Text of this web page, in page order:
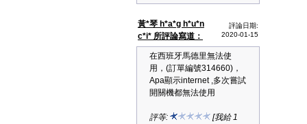
黃*琴 h*a*g h*u*n
c*i* 所評論寫道：
評論日期:
2020-01-15
在西班牙馬德里無法使
用，(訂單編號314660)，
Apa顯示internet ,多次嘗試
開關機都無法使用
評等:
[我給 1